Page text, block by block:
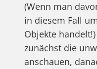
(Wenn man
in diesem Fall
Objekte
zunächst die
anschauen,